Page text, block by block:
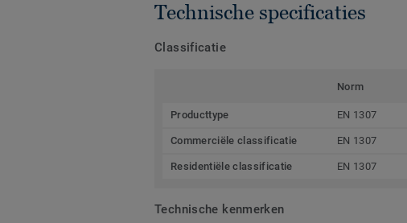
Technische specificaties
Classificatie
Norm
Producttype EN 1307
Commerciële classificatie EN 1307
Residentiële classificatie EN 1307
Technische kenmerken